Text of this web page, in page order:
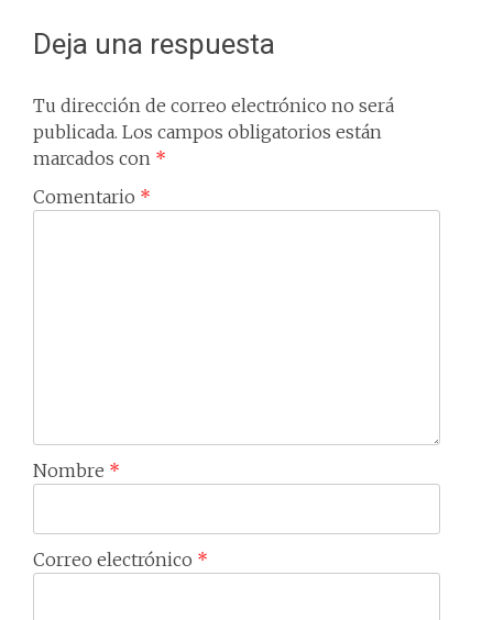
Deja una respuesta
Tu dirección de correo electrónico no será
publicada. Los campos obligatorios están
marcados con *
Comentario *
Nombre *
Correo electrónico *